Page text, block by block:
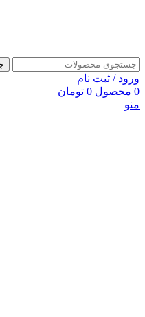
ورود / ثبت نام
0 محصول 0 تومان
منو